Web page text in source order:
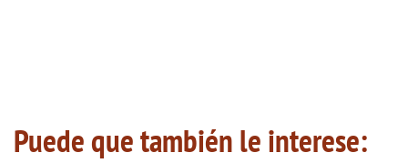
Puede que también le interese: